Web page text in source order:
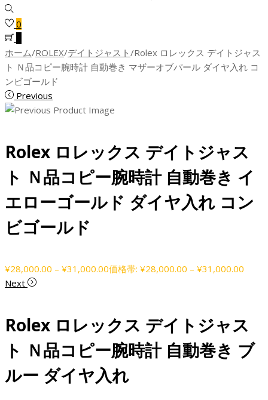
0
ホーム/ROLEX/デイトジャスト /Rolex ロレックス デイトジャス
ト Ｎ品コピー腕時計 自動巻き マザーオブパール ダイヤ入れ コ
ンビゴールド
Previous
Rolex ロレックス デイトジャス
ト Ｎ品コピー腕時計 自動巻き イ
エローゴールド ダイヤ入れ コン
ビゴールド
¥28,000.00 – ¥31,000.00価格帯: ¥28,000.00 – ¥31,000.00
Next
Rolex ロレックス デイトジャス
ト Ｎ品コピー腕時計 自動巻き ブ
ルー ダイヤ入れ